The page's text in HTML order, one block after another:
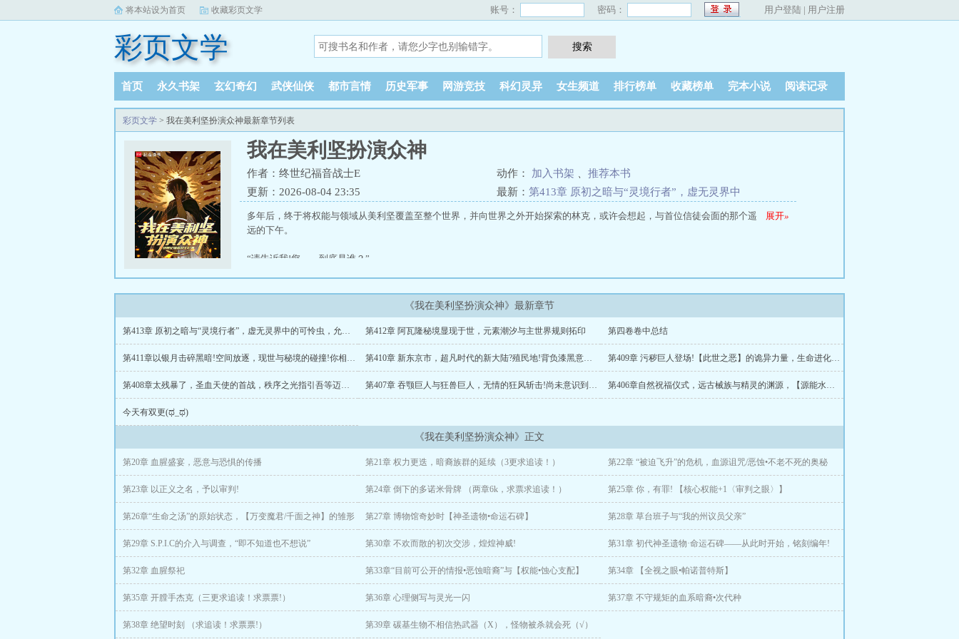
将本站设为首页 收藏彩页文学 账号： 密码： 用户登陆 | 用户注册
彩页文学
首页 永久书架 玄幻奇幻 武侠仙侠 都市言情 历史军事 网游竞技 科幻灵异 女生频道 排行榜单 收藏榜单 完本小说 阅读记录
彩页文学 > 我在美利坚扮演众神最新章节列表
我在美利坚扮演众神
作者：终世纪福音战士E 动作： 加入书架
推荐本书
更新：2026-08-04 23:35
最新： 第413章 原初之暗与“灵境行者”，虚无灵界中
的可怜虫，允许返航!
展开»
多年后，终于将权能与领域从美利坚覆盖至整个世界，并向世界之外开始探索的林克，或许会想起，与首位信徒会面的那个遥
远的下午。
“请告诉我!您……到底是谁？”
“以下都是吾之名讳——我被称为原初神祇，众神之王，全能全知的父，万灵所信奉者，克罗诺斯，雷霆君主，天空与大地的统治者，
冥府守门人，神圣审判，上帝的化身，从不讲信用的恶魔，原初之血，路西法，欺诈与诡计之神，不朽魂灵……”
“吾，即是众神。”PS：幕后黑手，唯我独法。
《我在美利坚扮演众神》最新章节
第413章 原初之暗与“灵境行者”，虚无灵界中的可怜虫，允许返航! 第412章 阿瓦隆秘境显现于世，元素潮汐与主世界规则拓印 第四卷卷中总结
第411章以银月击碎黑暗!空间放逐，现世与秘境的碰撞!你相信引力么？ 第410章 新东京市，超凡时代的新大陆?殖民地!背负漆黑意志的王之侍从 第409章 污秽巨人登场!【此世之恶】的诡异力量，生命进化的畸形顶点
第408章太残暴了，圣血天使的首战，秩序之光指引吾等迈向胜利的道路! 第407章 吞颚巨人与狂兽巨人，无情的狂风斩击!尚未意识到会发生什么… 第406章自然祝福仪式，远古械族与精灵的渊源，【源能水晶】与构装魔偶
今天有双更(ಥ_ಥ)
《我在美利坚扮演众神》正文
第20章 血腥盛宴，恶意与恐惧的传播 第21章 权力更迭，暗裔族群的延续（3更求追读！） 第22章 “被迫飞升”的危机，血源诅咒/恶蚀•不老不死的奥秘
第23章 以正义之名，予以审判! 第24章 倒下的多诺米骨牌 （两章6k，求票求追读！） 第25章 你，有罪! 【核心权能+1〈审判之眼〉】
第26章“生命之汤”的原始状态，【万变魔君/千面之神】的雏形 第27章 博物馆奇妙时【神圣遗物•命运石碑】 第28章 草台班子与“我的州议员父亲”
第29章 S.P.I.C的介入与调查，“即不知道也不想说” 第30章 不欢而散的初次交涉，煌煌神威! 第31章 初代神圣遗物·命运石碑——从此时开始，铭刻编年!
第32章 血腥祭祀 第33章“目前可公开的情报•恶蚀暗裔”与【权能•蚀心支配】 第34章 【全视之眼•帕诺普特斯】
第35章 开膛手杰克（三更求追读！求票票!） 第36章 心理侧写与灵光一闪 第37章 不守规矩的血系暗裔•次代种
第38章 绝望时刻 （求追读！求票票!） 第39章 碳基生物不相信热武器（X），怪物被杀就会死（√）